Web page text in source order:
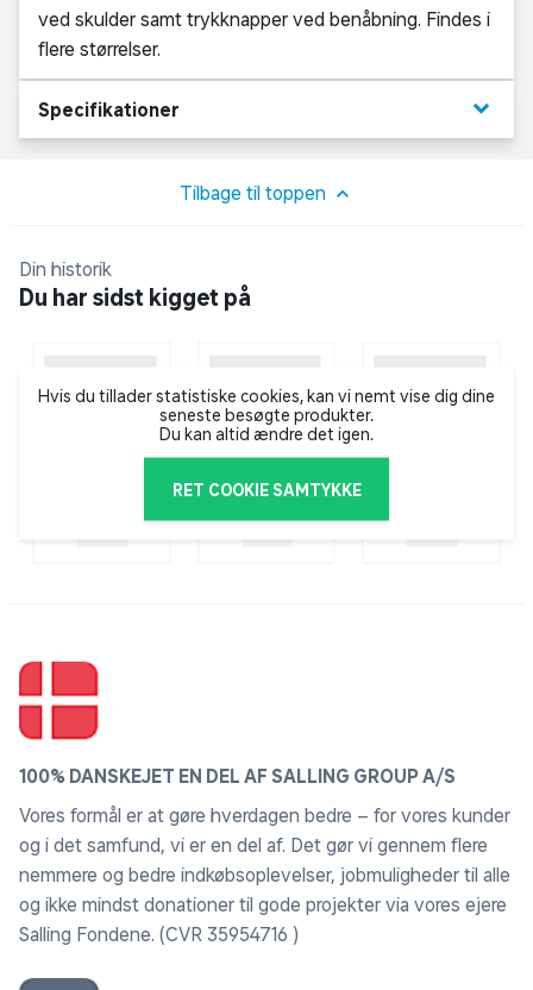
ved skulder samt trykknapper ved benåbning. Findes i
flere størrelser.
Specifikationer keyboard_arrow_down
Tilbage til toppen
Din historik
Du har sidst kigget på
Hvis du tillader statistiske cookies, kan vi nemt vise dig dine
seneste besøgte produkter.
Du kan altid ændre det igen.
RET COOKIE SAMTYKKE
100% DANSKEJET EN DEL AF SALLING GROUP A/S
Vores formål er at gøre hverdagen bedre – for vores kunder
og i det samfund, vi er en del af. Det gør vi gennem flere
nemmere og bedre indkøbsoplevelser, jobmuligheder til alle
og ikke mindst donationer til gode projekter via vores ejere
Salling Fondene. (CVR 35954716 )